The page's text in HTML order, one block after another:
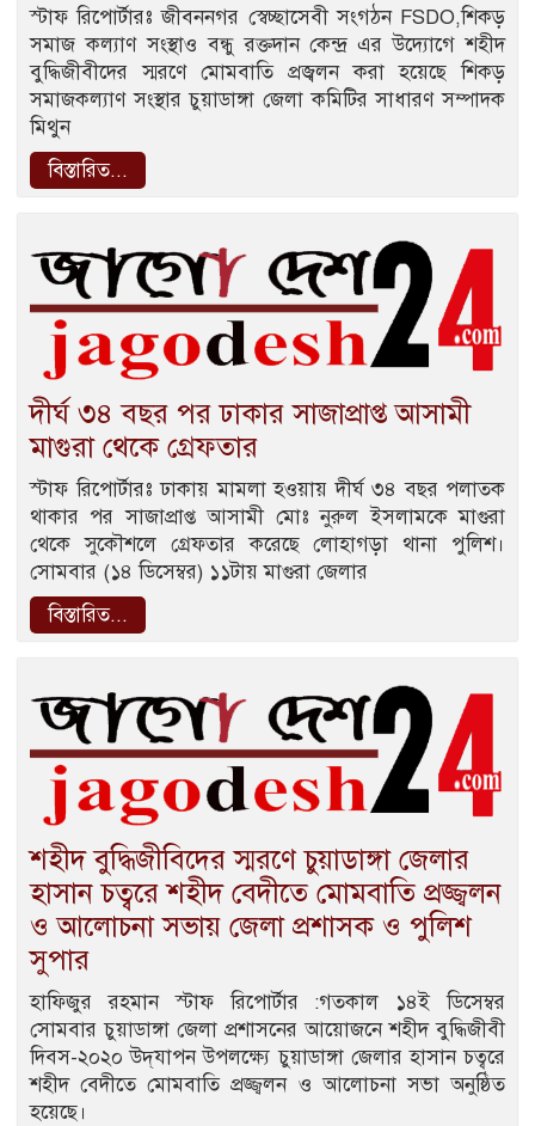
স্টাফ রিপোর্টারঃ জীবননগর স্বেচ্ছাসেবী সংগঠন FSDO,শিকড়
সমাজ কল্যাণ সংস্থাও বন্ধু রক্তদান কেন্দ্র এর উদ্যোগে শহীদ
বুদ্ধিজীবীদের স্মরণে মোমবাতি প্রজ্বলন করা হয়েছে শিকড়
সমাজকল্যাণ সংস্থার চুয়াডাঙ্গা জেলা কমিটির সাধারণ সম্পাদক
মিথুন
বিস্তারিত...
দীর্ঘ ৩৪ বছর পর ঢাকার সাজাপ্রাপ্ত আসামী
মাগুরা থেকে গ্রেফতার
স্টাফ রিপোর্টারঃ ঢাকায় মামলা হওয়ায় দীর্ঘ ৩৪ বছর পলাতক
থাকার পর সাজাপ্রাপ্ত আসামী মোঃ নুরুল ইসলামকে মাগুরা
থেকে সুকৌশলে গ্রেফতার করেছে লোহাগড়া থানা পুলিশ।
সোমবার (১৪ ডিসেম্বর) ১১টায় মাগুরা জেলার
বিস্তারিত...
শহীদ বুদ্ধিজীবিদের স্মরণে চুয়াডাঙ্গা জেলার
হাসান চত্বরে শহীদ বেদীতে মোমবাতি প্রজ্জ্বলন
ও আলোচনা সভায় জেলা প্রশাসক ও পুলিশ
সুপার
হাফিজুর রহমান স্টাফ রিপোর্টার :গতকাল ১৪ই ডিসেম্বর
সোমবার চুয়াডাঙ্গা জেলা প্রশাসনের আয়োজনে শহীদ বুদ্ধিজীবী
দিবস-২০২০ উদ্‌যাপন উপলক্ষ্যে চুয়াডাঙ্গা জেলার হাসান চত্বরে
শহীদ বেদীতে মোমবাতি প্রজ্জ্বলন ও আলোচনা সভা অনুষ্ঠিত
হয়েছে।